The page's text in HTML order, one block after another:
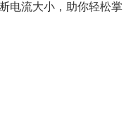
电流大小，助你轻松掌